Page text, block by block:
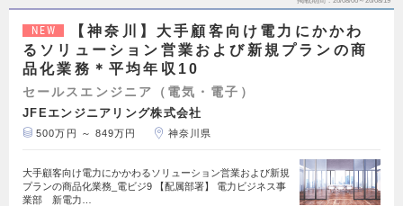
NEW
【神奈川】大手顧客向け電力にかかわ
るソリューション営業および新規プランの商
品化業務＊平均年収10
セールスエンジニア（電気・電子）
JFEエンジニアリング株式会社
500万円 ～ 849万円 神奈川県
大手顧客向け電力にかかわるソリューション営業および新規
プランの商品化業務_電ビジ9 【配属部署】 電力ビジネス事
業部 新電力…